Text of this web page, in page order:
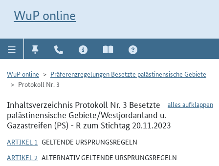
WuP online
WuP online
Präferenzregelungen Besetzte palästinensische Gebiete
Protokoll Nr. 3
alles aufklappen
Inhaltsverzeichnis Protokoll Nr. 3 Besetzte
palästinensische Gebiete/Westjordanland u.
Gazastreifen (PS) - R zum Stichtag 20.11.2023
ARTIKEL 1 GELTENDE URSPRUNGSREGELN
ARTIKEL 2 ALTERNATIV GELTENDE URSPRUNGSREGELN